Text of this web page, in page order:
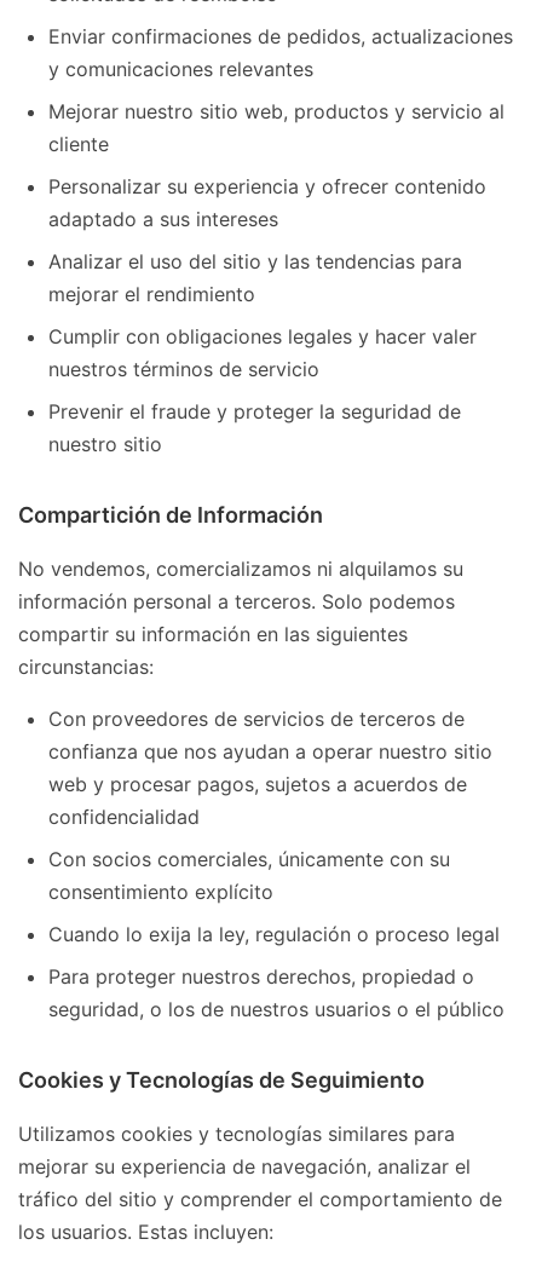
Enviar confirmaciones de pedidos, actualizaciones
y comunicaciones relevantes
Mejorar nuestro sitio web, productos y servicio al
cliente
Personalizar su experiencia y ofrecer contenido
adaptado a sus intereses
Analizar el uso del sitio y las tendencias para
mejorar el rendimiento
Cumplir con obligaciones legales y hacer valer
nuestros términos de servicio
Prevenir el fraude y proteger la seguridad de
nuestro sitio
Compartición de Información
No vendemos, comercializamos ni alquilamos su
información personal a terceros. Solo podemos
compartir su información en las siguientes
circunstancias:
Con proveedores de servicios de terceros de
confianza que nos ayudan a operar nuestro sitio
web y procesar pagos, sujetos a acuerdos de
confidencialidad
Con socios comerciales, únicamente con su
consentimiento explícito
Cuando lo exija la ley, regulación o proceso legal
Para proteger nuestros derechos, propiedad o
seguridad, o los de nuestros usuarios o el público
Cookies y Tecnologías de Seguimiento
Utilizamos cookies y tecnologías similares para
mejorar su experiencia de navegación, analizar el
tráfico del sitio y comprender el comportamiento de
los usuarios. Estas incluyen: